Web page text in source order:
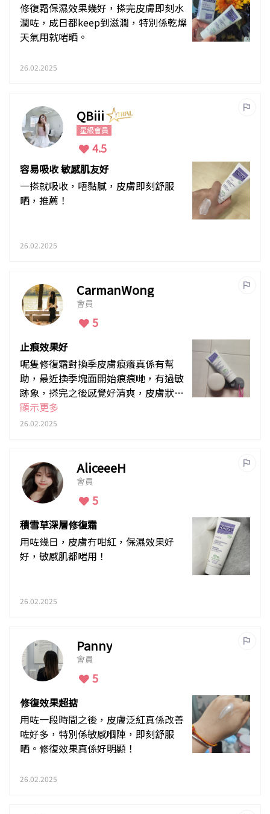
修復霜保濕效果幾好，搽完皮膚即刻水
潤咗，成日都keep到滋潤，特別係乾燥
天氣用就啱晒。
26.02.2025
QBiii
星級會員
4.5
容易吸收 敏感肌友好
一搽就吸收，唔黏膩，皮膚即刻舒服
晒，推薦！
26.02.2025
CarmanWong
會員
5
止痕效果好
呢隻修復霜對換季皮膚痕癢真係有幫
助，最近換季塊面開始痕痕哋，有過敏
跡象，搽完之後感覺好清爽，皮膚狀態
穩定咗，平時用都好適合。
顯示更多
26.02.2025
AliceeeH
會員
5
積雪草深層修復霜
用咗幾日，皮膚冇咁紅，保濕效果好
好，敏感肌都啱用！
26.02.2025
Panny
會員
5
修復效果超掂
用咗一段時間之後，皮膚泛紅真係改善
咗好多，特別係敏感嗰陣，即刻舒服
晒。修復效果真係好明顯！
26.02.2025